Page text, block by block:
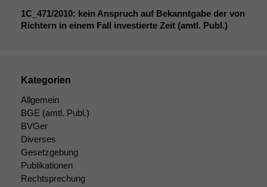
1C_471/2010: kein Anspruch auf Bekanntgabe der von
Richtern in einem Fall investierte Zeit (amtl. Publ.)
Kategorien
Allgemein
BGE (amtl. Publ.)
BVGer
Diverses
Gesetzgebung
Publikationen
Rechtsprechung
anonyme
statistische